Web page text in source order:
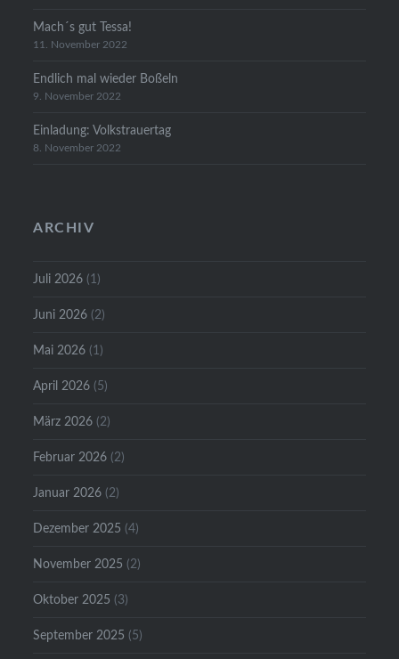
Mach´s gut Tessa!
11. November 2022
Endlich mal wieder Boßeln
9. November 2022
Einladung: Volkstrauertag
8. November 2022
ARCHIV
Juli 2026 (1)
Juni 2026 (2)
Mai 2026 (1)
April 2026 (5)
März 2026 (2)
Februar 2026 (2)
Januar 2026 (2)
Dezember 2025 (4)
November 2025 (2)
Oktober 2025 (3)
September 2025 (5)